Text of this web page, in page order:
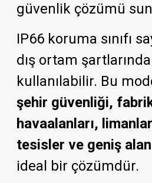
güvenlik çözümü
IP66 koruma sınıfı
dış ortam
kullanılabilir. Bu
şehir güvenliği,
havaalanları,
tesisler ve geniş
ideal bir çözümdür.